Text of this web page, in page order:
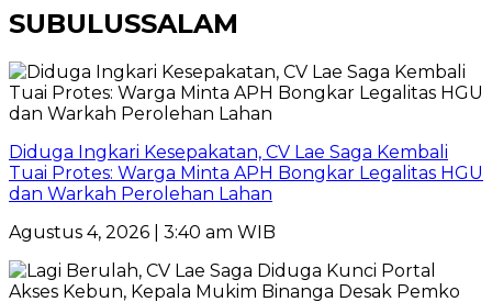
SUBULUSSALAM
Diduga Ingkari Kesepakatan, CV Lae Saga Kembali
Tuai Protes: Warga Minta APH Bongkar Legalitas HGU
dan Warkah Perolehan Lahan
Agustus 4, 2026 | 3:40 am WIB